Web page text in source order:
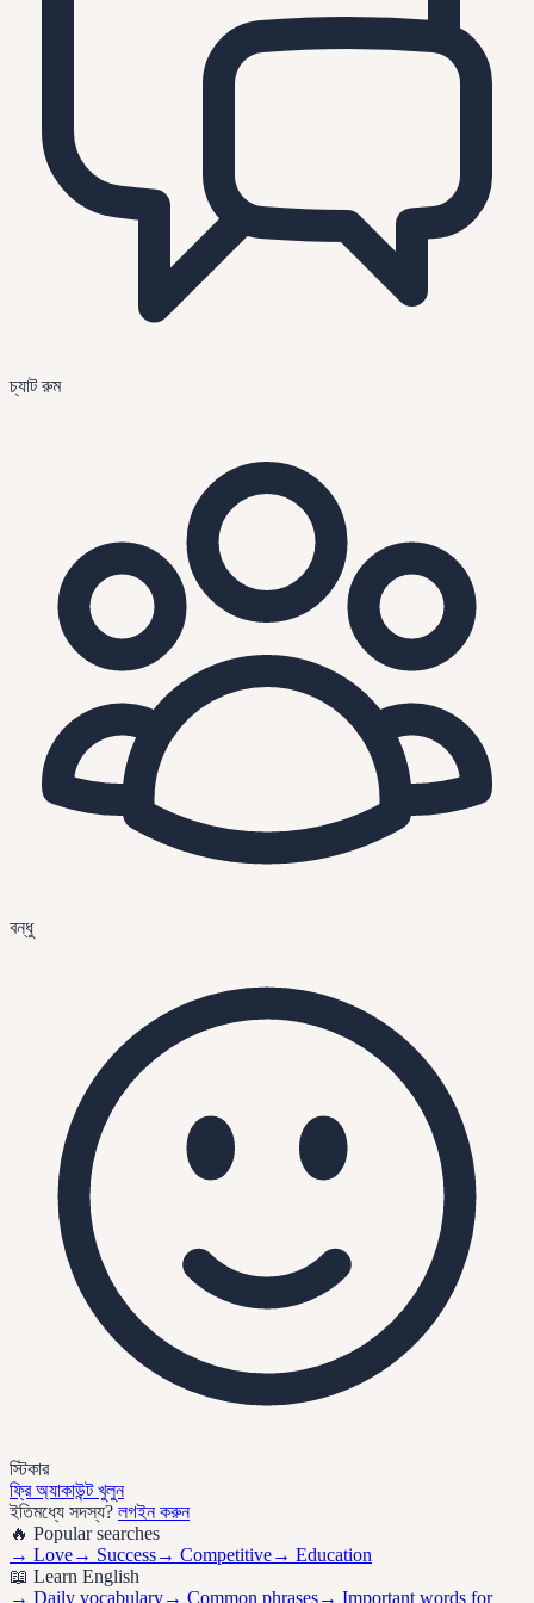
চ্যাট রুম
বন্ধু
স্টিকার
ফ্রি অ্যাকাউন্ট খুলুন
ইতিমধ্যে সদস্য? লগইন করুন
🔥 Popular searches
→ Love→ Success→ Competitive→ Education
📖 Learn English
→ Daily vocabulary→ Common phrases→ Important words for